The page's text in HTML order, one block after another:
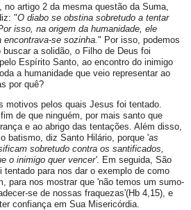
artigo 2 da mesma questão da Suma,
"O diabo se obstina sobretudo a tentar
isso, na origem da humanidade, ele
se sozinha. " Por isso, podemos
a solidão, o Filho de Deus foi
Espírito Santo, ao encontro do inimigo
a humanidade que veio representar ao
por quê?
motivos pelos quais Jesus foi tentado.
de que ninguém, por mais santo que
e ao abrigo das tentações. Além disso,
batismo, diz Santo Hilário, porque 'as
sobretudo contra os santificados,
o inimigo quer vencer'. Em seguida, São
para nos dar o exemplo de como
para nos mostrar que 'não temos um sumo-
se de nossas fraquezas'(Hb 4,15), e
confiança em Sua Misericórdia.